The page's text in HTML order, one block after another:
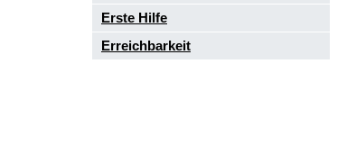
Erste Hilfe
Erreichbarkeit